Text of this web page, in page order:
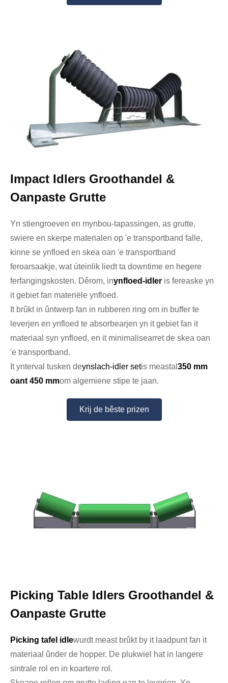
Impact Idlers Groothandel &
Oanpaste Grutte
Yn stiengroeven en mynbou-tapassingen, as grutte,
swiere en skerpe materialen op 'e transportband falle,
kinne se ynfloed en skea oan 'e transportband
feroarsaakje, wat úteinlik liedt ta downtime en hegere
ferfangingskosten. Dêrom, inynfloed-idler is fereaske yn
it gebiet fan materiële ynfloed.
It brûkt in ûntwerp fan in rubberen ring om in buffer te
leverjen en ynfloed te absorbearjen yn it gebiet fan it
materiaal syn ynfloed, en it minimalisearret de skea oan
'e transportband.
It ynterval tusken deynslach-idler setis meastal 350 mm
oant 450 mmom algemiene stipe te jaan.
Krij de bêste prizen
Picking Table Idlers Groothandel &
Oanpaste Grutte
Picking tafel idlewurdt meast brûkt by it laadpunt fan it
materiaal ûnder de hopper. De plukwiel hat in langere
sintrale rol en in koartere rol.